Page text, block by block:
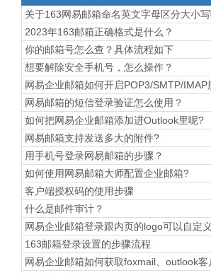
关于163网易邮箱命名英文字母区分大小写
2023年163邮箱正确格式是什么？
你的邮箱号怎么查？具体流程如下
想要解除安全手机号，怎么操作？
网易企业邮箱如何开启POP3/SMTP/IMAP
网易邮箱的短信登录验证怎么使用？
如何把网易企业邮箱添加进Outlook里呢?
网易邮箱支持发送多大的附件?
用手机号登录网易邮箱的步骤？
如何使用网易邮箱大师配置企业邮箱?
​客户端授权码的使用步骤
什么是邮件审计？
网易企业邮箱登录跟内页的logo可以自定
163邮箱登录设置的步骤流程
网易企业邮箱如何获取foxmail、outlook